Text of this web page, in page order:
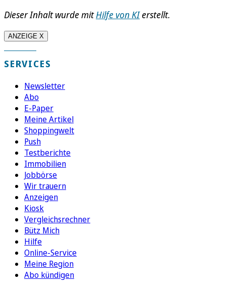
Dieser Inhalt wurde mitHilfe von KIerstellt.
ANZEIGE X
SERVICES
Newsletter
Abo
E-Paper
Meine Artikel
Shoppingwelt
Push
Testberichte
Immobilien
Jobbörse
Wir trauern
Anzeigen
Kiosk
Vergleichsrechner
Bütz Mich
Hilfe
Online-Service
Meine Region
Abo kündigen